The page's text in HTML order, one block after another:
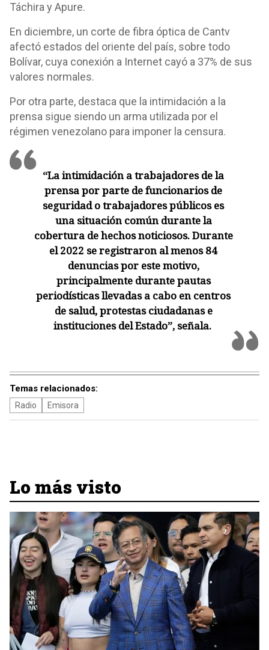
Táchira y Apure.
En diciembre, un corte de fibra óptica de Cantv
afectó estados del oriente del país, sobre todo
Bolívar, cuya conexión a Internet cayó a 37% de sus
valores normales.
Por otra parte, destaca que la intimidación a la
prensa sigue siendo un arma utilizada por el
régimen venezolano para imponer la censura.
“La intimidación a trabajadores de la
prensa por parte de funcionarios de
seguridad o trabajadores públicos es
una situación común durante la
cobertura de hechos noticiosos. Durante
el 2022 se registraron al menos 84
denuncias por este motivo,
principalmente durante pautas
periodísticas llevadas a cabo en centros
de salud, protestas ciudadanas e
instituciones del Estado”, señala.
Temas relacionados:
Radio Emisora
Lo más visto